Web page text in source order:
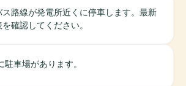
ス路線が発電所近くに停車します。最新
確認してください。
駐車場があります。